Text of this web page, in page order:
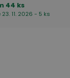
44 ks
11. 2026 - 5 ks